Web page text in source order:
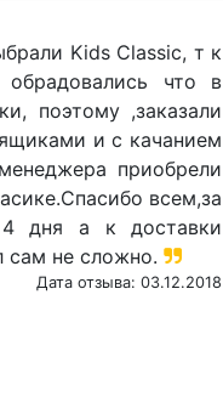
Kids Classic, т к
что в
поэтому ,заказали
и с качанием
приобрели
всем,за
4 дня а к доставки
сам не сложно.
Дата отзыва: 03.12.2018